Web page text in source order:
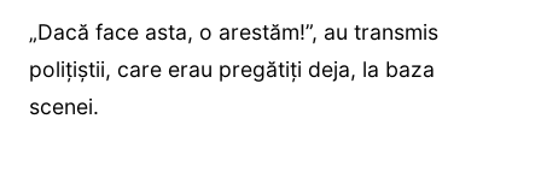
„Dacă face asta, o arestăm!”, au transmis
polițiștii, care erau pregătiți deja, la baza
scenei.